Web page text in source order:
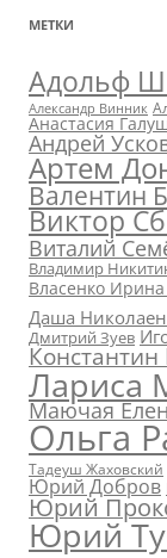
МЕТКИ
Адольф
Александр Винник
Анастасия
Андрей
Артем
Валентин
Виктор
Виталий
Владимир
Власенко
Даша
Дмитрий Зуев
Лариса
Маючая
Ольга
Тадеуш Жаховский
Юрий Добров
Юрий
Юрий